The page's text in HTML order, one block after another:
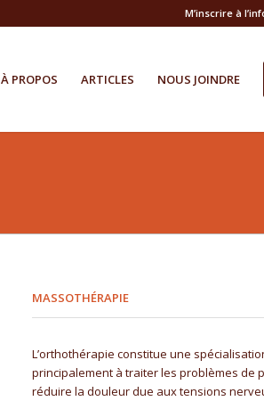
M’inscrire à
À PROPOS ARTICLES NOUS JOINDRE
MASSOTHÉRAPIE
L’orthothérapie constitue une
principalement à traiter les problèmes de
réduire la douleur due aux tensions